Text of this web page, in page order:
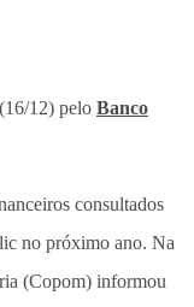
12) pelo Banco
consultados
no próximo ano. Na
(Copom) informou